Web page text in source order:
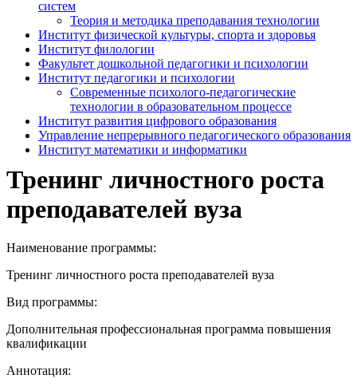
систем
Теория и методика преподавания технологии
Институт физической культуры, спорта и здоровья
Институт филологии
Факультет дошкольной педагогики и психологии
Институт педагогики и психологии
Современные психолого-педагогические
технологии в образовательном процессе
Институт развития цифрового образования
Управление непрерывного педагогического образования
Институт математики и информатики
Тренинг личностного роста
преподавателей вуза
Наименование программы:
Тренинг личностного роста преподавателей вуза
Вид программы:
Дополнительная профессиональная программа повышения
квалификации
Аннотация: